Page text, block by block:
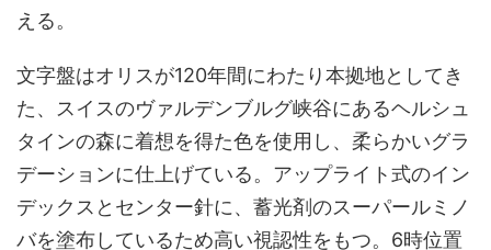
える。
文字盤はオリスが120年間にわたり本拠地としてき
た、スイスのヴァルデンブルグ峡谷にあるヘルシュ
タインの森に着想を得た色を使用し、柔らかいグラ
デーションに仕上げている。アップライト式のイン
デックスとセンター針に、蓄光剤のスーパールミノ
バを塗布しているため高い視認性をもつ。6時位置